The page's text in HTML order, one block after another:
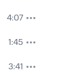
4:07
1:45
3:41